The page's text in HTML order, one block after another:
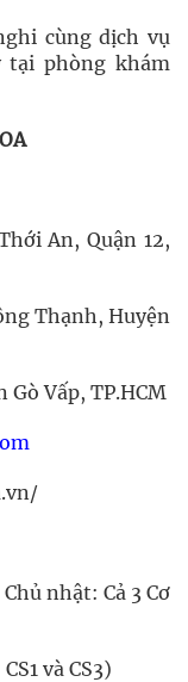
cùng dịch vụ
tại phòng khám
An, Quận 12,
Thạnh, Huyện
Gò Vấp, TP.HCM
nhật: Cả 3 Cơ
và CS3)